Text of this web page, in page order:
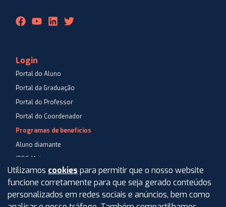
Login
Portal do Aluno
Portal da Graduação
Portal do Professor
Portal do Coordenador
Programas de benefícios
Aluno diamante
IPOG Mais
Blog
Central de Atendimento
Perguntas Frequentes
Utilizamos cookies para permitir que o nosso website
funcione corretamente para que seja gerado conteúdos
personalizados em redes sociais e anúncios, bem como